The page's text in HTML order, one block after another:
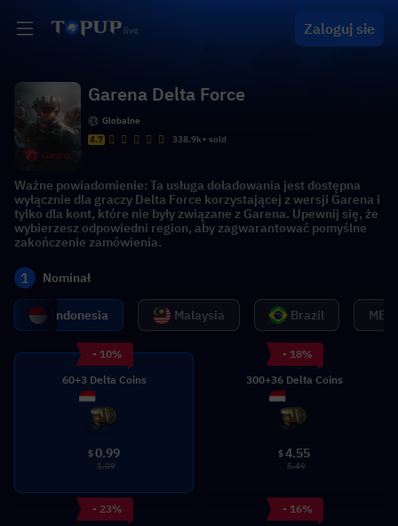
Zaloguj sie
Garena Delta Force
Globalne
4.7
338.9k+ sold
Ważne powiadomienie: Ta usługa doładowania jest dostępna
wyłącznie dla graczy Delta Force korzystającej z wersji Garena i
tylko dla kont, które nie były związane z Garena. Upewnij się, że
wybierzesz odpowiedni region, aby zagwarantować pomyślne
zakończenie zamówienia.
1 Nominał
Indonesia Malaysia Brazil
- 10%
60+3 Delta Coins
$0.99
1.09
- 18%
300+36 Delta Coins
$4.55
5.49
- 23%
- 16%